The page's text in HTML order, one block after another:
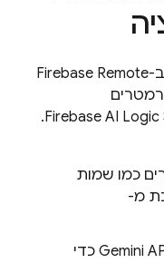
Firebase Remote
Firebase AI Logic
SDK.
כמו שמות
מ-
Gemini כדי